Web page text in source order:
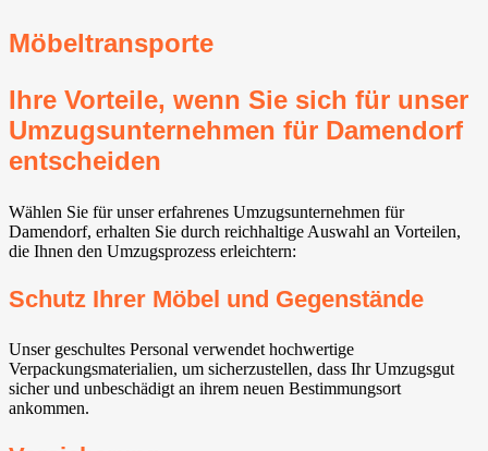
Möbeltransporte
Ihre Vorteile, wenn Sie sich für unser
Umzugsunternehmen für Damendorf
entscheiden
Wählen Sie für unser erfahrenes Umzugsunternehmen für
Damendorf, erhalten Sie durch reichhaltige Auswahl an Vorteilen,
die Ihnen den Umzugsprozess erleichtern:
Schutz Ihrer Möbel und Gegenstände
Unser geschultes Personal verwendet hochwertige
Verpackungsmaterialien, um sicherzustellen, dass Ihr Umzugsgut
sicher und unbeschädigt an ihrem neuen Bestimmungsort
ankommen.